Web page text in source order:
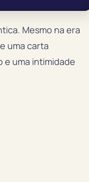
Mesmo na era
uma carta
e uma intimidade